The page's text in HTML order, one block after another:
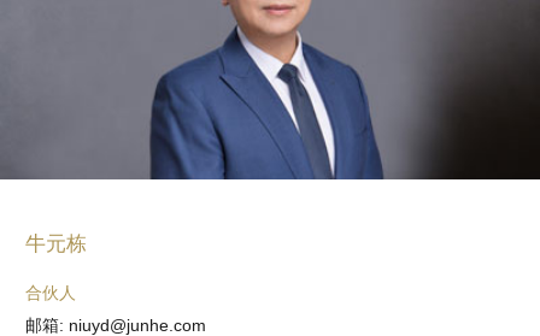
牛元栋
合伙人
邮箱: niuyd@junhe.com